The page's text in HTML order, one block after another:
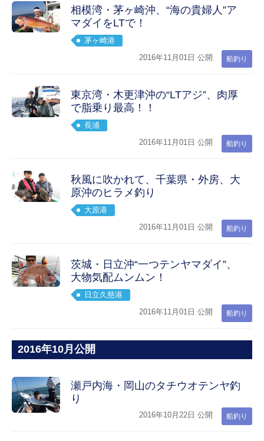
相模湾・茅ヶ崎沖、“海の貴婦人”ア
マダイをLTで！
茅ヶ崎港
船釣り
2016年11月01日 公開
東京湾・木更津沖の“LTアジ”、肉厚
で脂乗り最高！！
長浦
船釣り
2016年11月01日 公開
秋風に吹かれて、千葉県・外房、大
原沖のヒラメ釣り
大原港
船釣り
2016年11月01日 公開
茨城・日立沖“一つテンヤマダイ”、
大物気配ムンムン！
日立久慈港
船釣り
2016年11月01日 公開
2016年10月公開
瀬戸内海・岡山のタチウオテンヤ釣
り
船釣り
2016年10月22日 公開